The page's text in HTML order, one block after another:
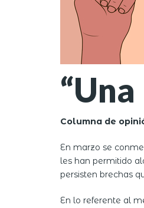
Columna de
En marzo se
les han permitido
persisten brechas
En lo referente al